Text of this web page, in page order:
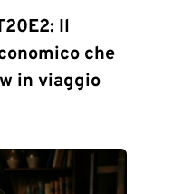
Il
che
in viaggio